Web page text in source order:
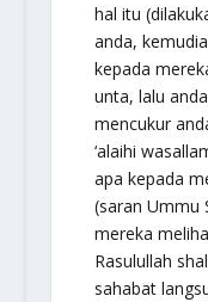
hal itu
anda,
kepada
unta, lalu
mencukur
‘alaihi
apa kepada
(saran Ummu
mereka
Rasulullah
sahabat